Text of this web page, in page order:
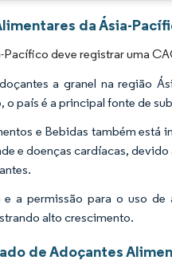
da Ásia-
deve registrar uma
a granel na região
país é a principal fonte de
e Bebidas também está
e doenças cardíacas,
a permissão para o uso
alto crescimento.
de Adoçantes